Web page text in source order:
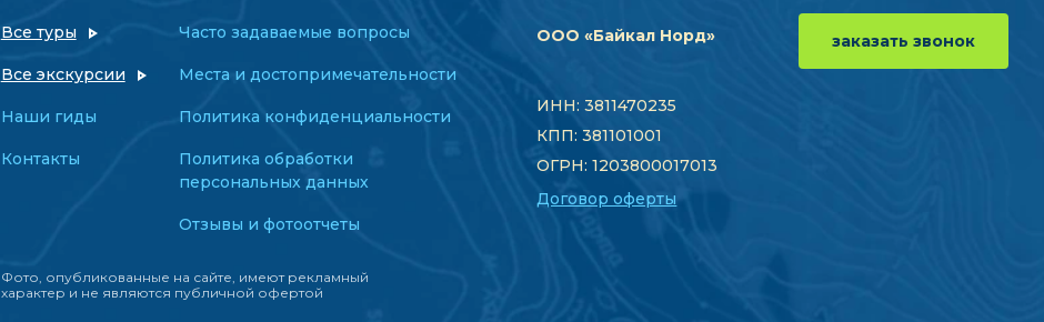
Все туры
Все экскурсии
Наши гиды
Контакты
Часто задаваемые вопросы
Места и достопримечательности
Политика конфиденциальности
Политика обработки
персональных данных
Отзывы и фотоотчеты
Фото, опубликованные на сайте, имеют рекламный
характер и не являются публичной офертой
ООО «Байкал Норд»
ИНН: 3811470235
КПП: 381101001
ОГРН: 1203800017013
Договор оферты
заказать звонок